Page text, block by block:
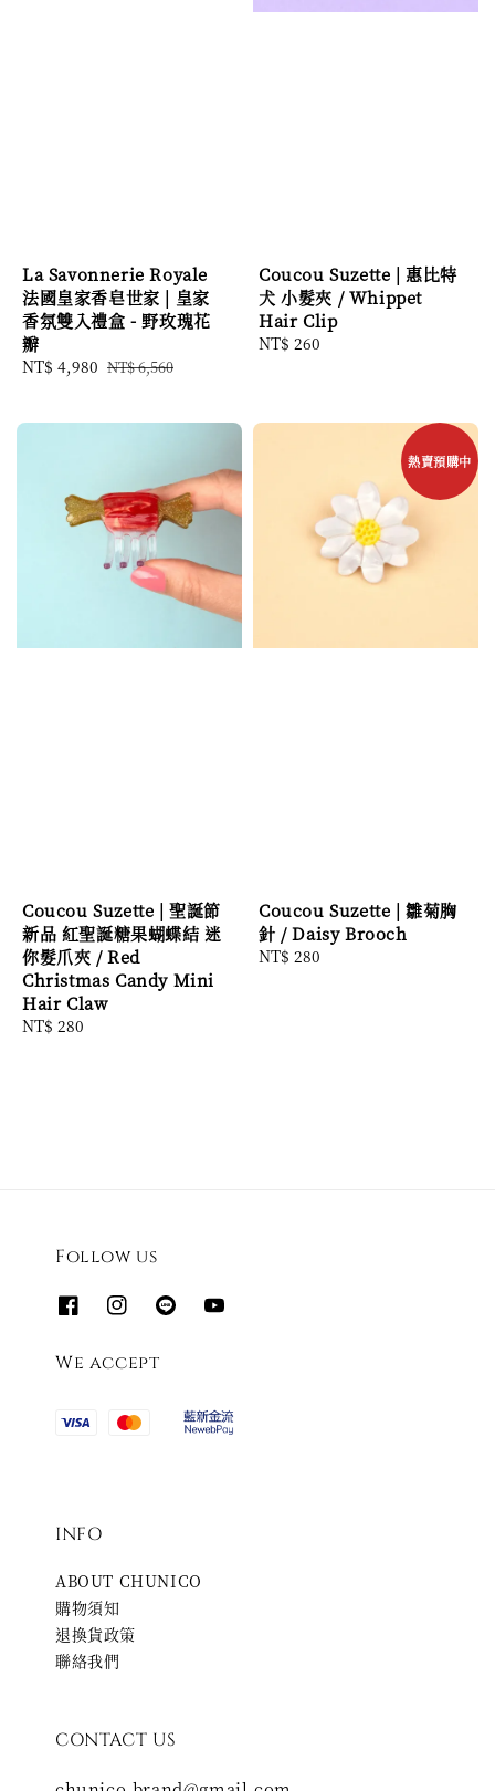
La Savonnerie Royale
法國皇家香皂世家 | 皇家
香氛雙入禮盒 - 野玫瑰花
瓣
Sale
NT$ 4,980 Regular
NT$ 6,560
Coucou Suzette | 惠比特
犬 小髮夾 / Whippet
Hair Clip
Regular
NT$ 260
Coucou Suzette | 聖誕節
新品 紅聖誕糖果蝴蝶結 迷
你髮爪夾 / Red
Christmas Candy Mini
Hair Claw
Regular
NT$ 280
熱賣預購中
Coucou Suzette | 雛菊胸
針 / Daisy Brooch
Regular
NT$ 280
Follow us
We accept
INFO
ABOUT CHUNICO
購物須知
退換貨政策
聯絡我們
CONTACT US